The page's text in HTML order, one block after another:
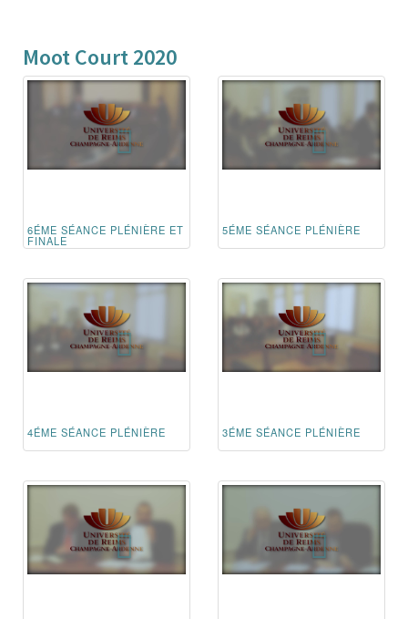
Moot Court 2020
6ÉME SÉANCE PLÉNIÈRE ET
FINALE
5ÉME SÉANCE PLÉNIÈRE
4ÉME SÉANCE PLÉNIÈRE 3ÉME SÉANCE PLÉNIÈRE